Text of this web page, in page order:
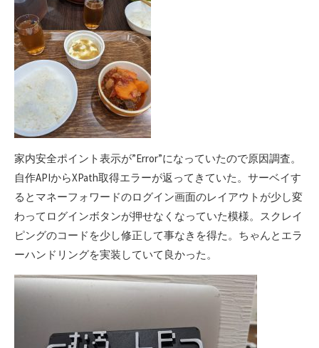
家内安全ポイント表示が”Error”になっていたので原因調査。
自作APIからXPath取得エラーが返ってきていた。サーベイす
るとマネーフォワードのログイン画面のレイアウトが少し変
わってログインボタンが押せなくなっていた模様。スクレイ
ピングのコードを少し修正して事なきを得た。ちゃんとエラ
ーハンドリングを実装していて良かった。